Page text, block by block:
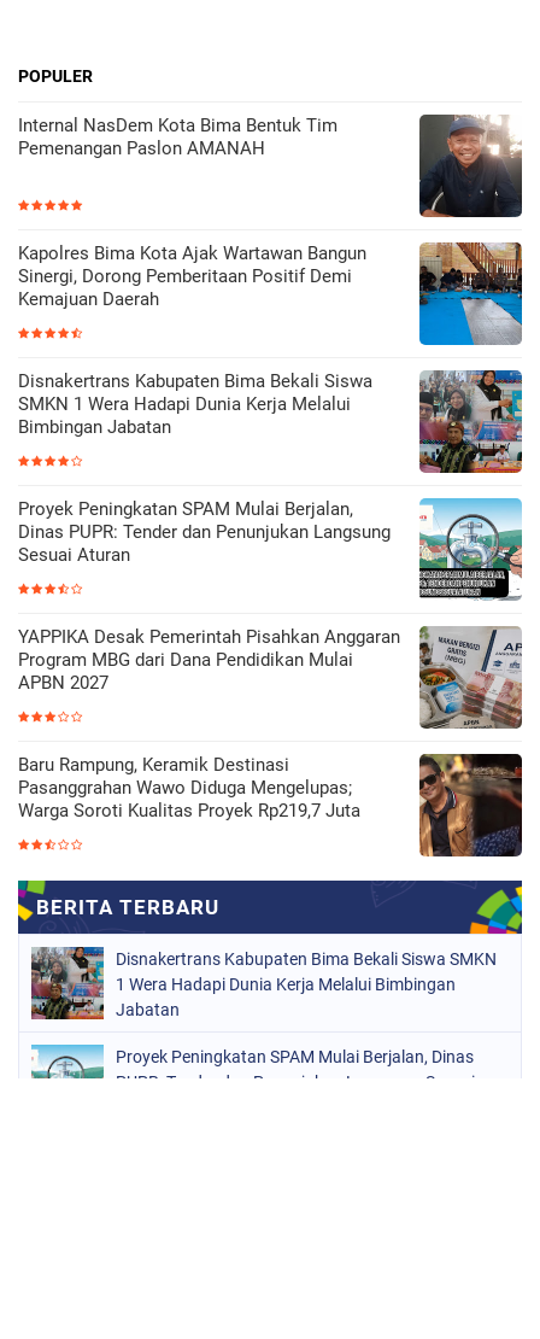
POPULER
Internal NasDem Kota Bima Bentuk Tim
Pemenangan Paslon AMANAH
Kapolres Bima Kota Ajak Wartawan Bangun
Sinergi, Dorong Pemberitaan Positif Demi
Kemajuan Daerah
Disnakertrans Kabupaten Bima Bekali Siswa
SMKN 1 Wera Hadapi Dunia Kerja Melalui
Bimbingan Jabatan
Proyek Peningkatan SPAM Mulai Berjalan,
Dinas PUPR: Tender dan Penunjukan Langsung
Sesuai Aturan
YAPPIKA Desak Pemerintah Pisahkan Anggaran
Program MBG dari Dana Pendidikan Mulai
APBN 2027
Baru Rampung, Keramik Destinasi
Pasanggrahan Wawo Diduga Mengelupas;
Warga Soroti Kualitas Proyek Rp219,7 Juta
Disnakertrans Kabupaten Bima Bekali Siswa SMKN
1 Wera Hadapi Dunia Kerja Melalui Bimbingan
Jabatan
Proyek Peningkatan SPAM Mulai Berjalan, Dinas
PUPR: Tender dan Penunjukan Langsung Sesuai